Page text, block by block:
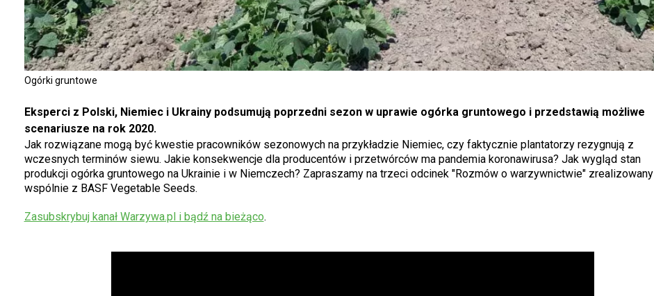
Ogórki gruntowe
Eksperci z Polski, Niemiec i Ukrainy podsumują poprzedni sezon w uprawie ogórka gruntowego i przedstawią możliwe
scenariusze na rok 2020.
Jak rozwiązane mogą być kwestie pracowników sezonowych na przykładzie Niemiec, czy faktycznie plantatorzy rezygnują z
wczesnych terminów siewu. Jakie konsekwencje dla producentów i przetwórców ma pandemia koronawirusa? Jak wygląd stan
produkcji ogórka gruntowego na Ukrainie i w Niemczech? Zapraszamy na trzeci odcinek "Rozmów o warzywnictwie" zrealizowany
wspólnie z BASF Vegetable Seeds.
Zasubskrybuj kanał Warzywa.pl i bądź na bieżąco.